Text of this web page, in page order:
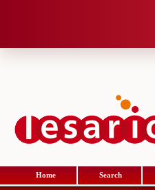
Home Search